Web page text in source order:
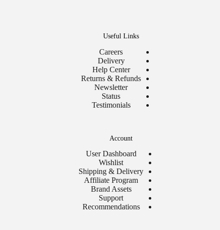
Useful Links
Careers
Delivery
Help Center
Returns & Refunds
Newsletter
Status
Testimonials
Account
User Dashboard
Wishlist
Shipping & Delivery
Affiliate Program
Brand Assets
Support
Recommendations